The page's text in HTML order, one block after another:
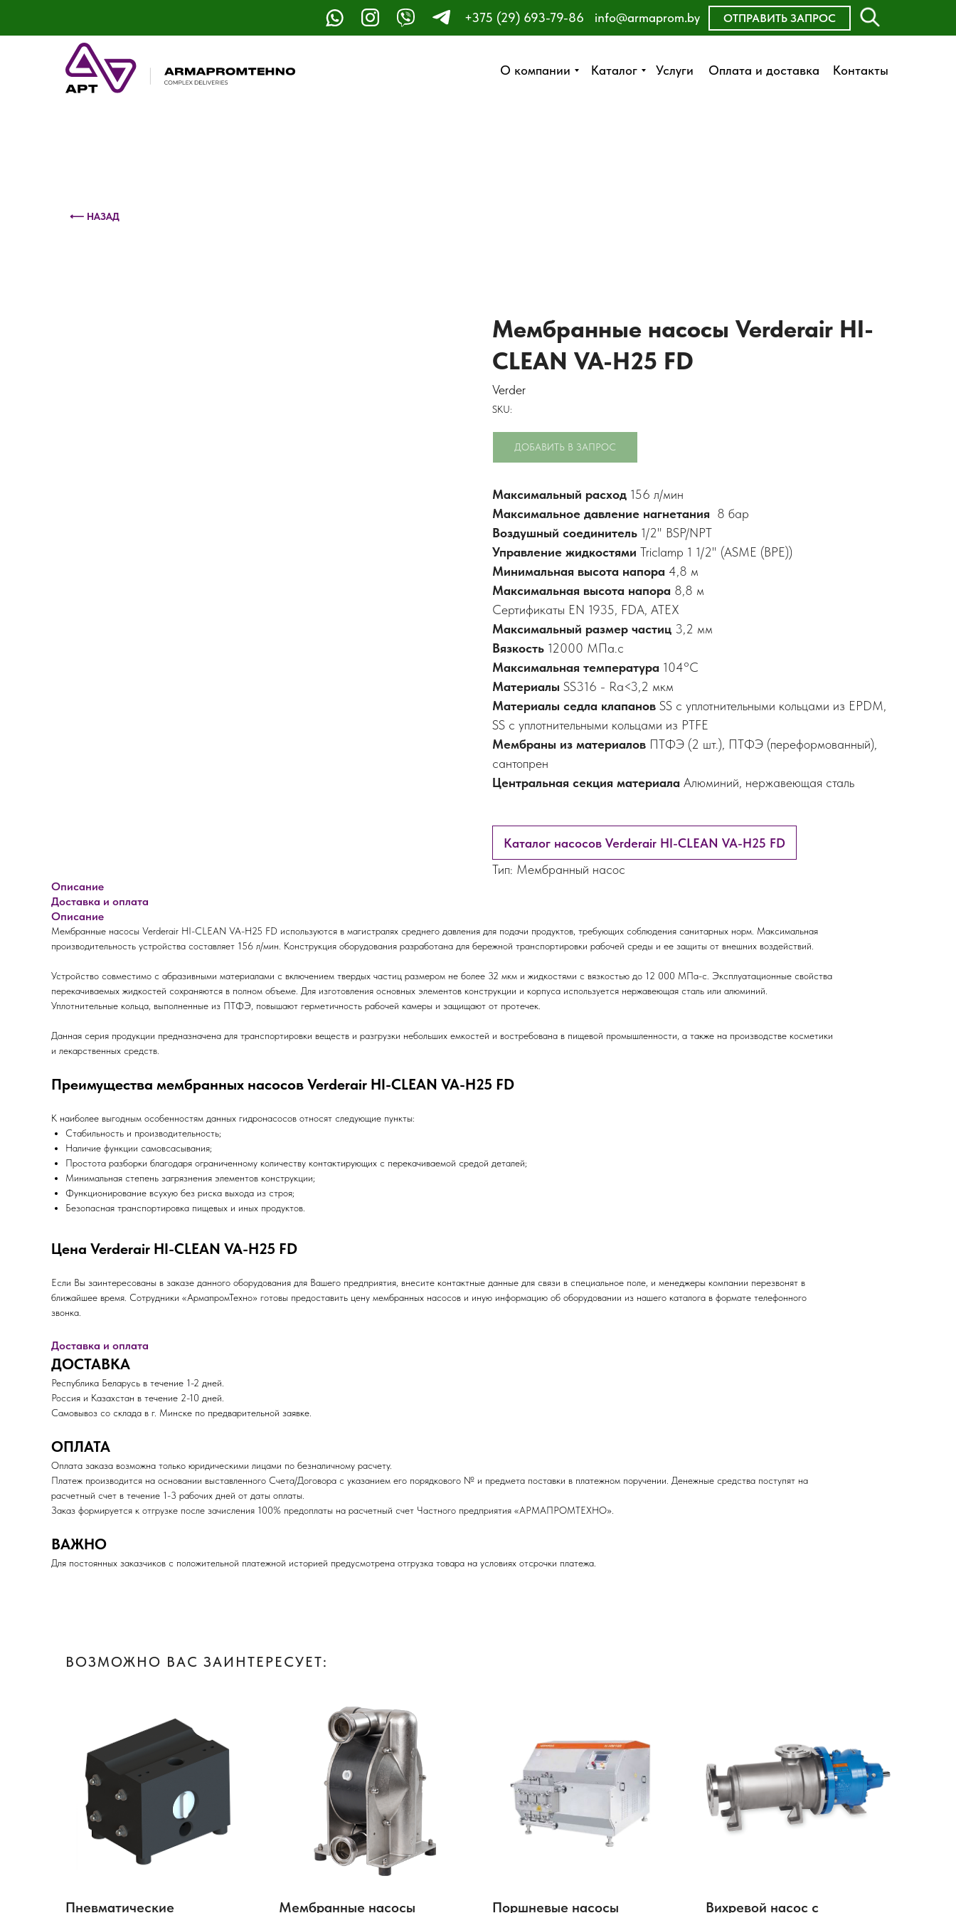
О компании Каталог Услуги Оплата и доставка Контакты
+375 (29) 693-79-86 ОТПРАВИТЬ ЗАПРОС
info@armaprom.by
О компании Каталог Услуги Оплата и доставка Контакты
ОСТАВИТЬ ЗАЯВКУ
ЗАКАЗАТЬ ЗВОНОК
⟵ НАЗАД
Мембранные насосы Verderair HI-
CLEAN VA-H25 FD
Verder
SKU:
ДОБАВИТЬ В ЗАПРОС
Максимальный расход 156 л/мин
Максимальное давление нагнетания 8 бар
Воздушный соединитель 1/2" BSP/NPT
Управление жидкостями Triclamp 1 1/2" (ASME (BPE))
Минимальная высота напора 4,8 м
Максимальная высота напора 8,8 м
Сертификаты EN 1935, FDA, ATEX
Максимальный размер частиц 3,2 мм
Вязкость 12000 МПа.с
Максимальная температура 104°C
Материалы SS316 - Ra<3,2 мкм
Материалы седла клапанов SS с уплотнительными кольцами из EPDM,
SS с уплотнительными кольцами из PTFE
Мембраны из материалов ПТФЭ (2 шт.), ПТФЭ (переформованный),
сантопрен
Центральная секция материала Алюминий, нержавеющая сталь
Каталог насосов Verderair HI-CLEAN VA-H25 FD
Тип: Мембранный насос
Описание
Доставка и оплата
Описание
Мембранные насосы Verderair HI-CLEAN VA-H25 FD используются в магистралях среднего давления для подачи продуктов, требующих соблюдения санитарных норм. Максимальная
производительность устройства составляет 156 л/мин. Конструкция оборудования разработана для бережной транспортировки рабочей среды и ее защиты от внешних воздействий.
Устройство совместимо с абразивными материалами с включением твердых частиц размером не более 32 мкм и жидкостями с вязкостью до 12 000 МПа-с. Эксплуатационные свойства
перекачиваемых жидкостей сохраняются в полном объеме. Для изготовления основных элементов конструкции и корпуса используется нержавеющая сталь или алюминий.
Уплотнительные кольца, выполненные из ПТФЭ, повышают герметичность рабочей камеры и защищают от протечек.
Данная серия продукции предназначена для транспортировки веществ и разгрузки небольших емкостей и востребована в пищевой промышленности, а также на производстве косметики
и лекарственных средств.
Преимущества мембранных насосов Verderair HI-CLEAN VA-H25 FD
К наиболее выгодным особенностям данных гидронасосов относят следующие пункты:
Стабильность и производительность;
Наличие функции самовсасывания;
Простота разборки благодаря ограниченному количеству контактирующих с перекачиваемой средой деталей;
Минимальная степень загрязнения элементов конструкции;
Функционирование всухую без риска выхода из строя;
Безопасная транспортировка пищевых и иных продуктов.
Цена Verderair HI-CLEAN VA-H25 FD
Если Вы заинтересованы в заказе данного оборудования для Вашего предприятия, внесите контактные данные для связи в специальное поле, и менеджеры компании перезвонят в
ближайшее время. Сотрудники «АрмапромТехно» готовы предоставить цену мембранных насосов и иную информацию об оборудовании из нашего каталога в формате телефонного
звонка.
Доставка и оплата
ДОСТАВКА
Республика Беларусь в течение 1-2 дней.
Россия и Казахстан в течение 2-10 дней.
Самовывоз со склада в г. Минске по предварительной заявке.
ОПЛАТА
Оплата заказа возможна только юридическими лицами по безналичному расчету.
Платеж производится на основании выставленного Счета/Договора с указанием его порядкового № и предмета поставки в платежном поручении. Денежные средства поступят на
расчетный счет в течение 1-3 рабочих дней от даты оплаты.
Заказ формируется к отгрузке после зачисления 100% предоплаты на расчетный счет Частного предприятия «АРМАПРОМТЕХНО».
ВАЖНО
Для постоянных заказчиков с положительной платежной историей предусмотрена отгрузка товара на условиях отсрочки платежа.
ВОЗМОЖНО ВАС ЗАИНТЕРЕСУЕТ:
Пневматические Мембранные насосы Поршневые насосы Вихревой насос с